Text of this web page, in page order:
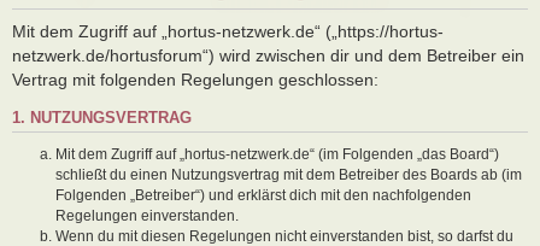
Mit dem Zugriff auf „hortus-netzwerk.de“ („https://hortus-
netzwerk.de/hortusforum“) wird zwischen dir und dem Betreiber ein
Vertrag mit folgenden Regelungen geschlossen:
1. NUTZUNGSVERTRAG
Mit dem Zugriff auf „hortus-netzwerk.de“ (im Folgenden „das Board“)
schließt du einen Nutzungsvertrag mit dem Betreiber des Boards ab (im
Folgenden „Betreiber“) und erklärst dich mit den nachfolgenden
Regelungen einverstanden.
Wenn du mit diesen Regelungen nicht einverstanden bist, so darfst du